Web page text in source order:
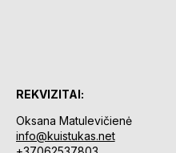
REKVIZITAI:
Oksana Matulevičienė
info@kuistukas.net